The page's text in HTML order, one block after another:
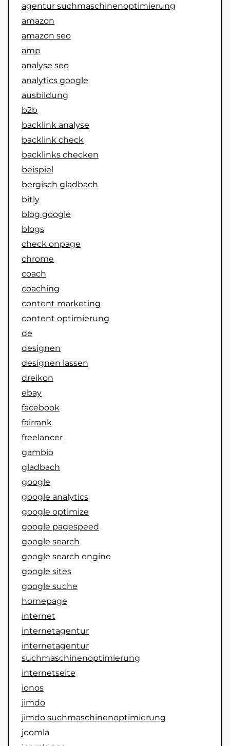
agentur suchmaschinenoptimierung
amazon
amazon seo
amp
analyse seo
analytics google
ausbildung
b2b
backlink analyse
backlink check
backlinks checken
beispiel
bergisch gladbach
bitly
blog google
blogs
check onpage
chrome
coach
coaching
content marketing
content optimierung
de
designen
designen lassen
dreikon
ebay
facebook
fairrank
freelancer
gambio
gladbach
google
google analytics
google optimize
google pagespeed
google search
google search engine
google sites
google suche
homepage
internet
internetagentur
internetagentur
suchmaschinenoptimierung
internetseite
ionos
jimdo
jimdo suchmaschinenoptimierung
joomla